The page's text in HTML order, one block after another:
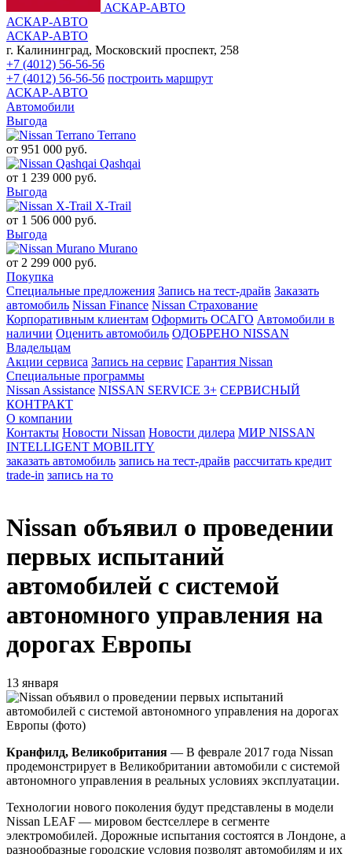
АСКАР-АВТО
АСКАР-АВТО
АСКАР-АВТО
г. Калининград, Московский проспект, 258
+7 (4012) 56-56-56
+7 (4012) 56-56-56 построить маршрут
АСКАР-АВТО
Автомобили
Выгода
Terrano
от 951 000 руб.
Qashqai
от 1 239 000 руб.
Выгода
X-Trail
от 1 506 000 руб.
Выгода
Murano
от 2 299 000 руб.
Покупка
Специальные предложения Запись на тест-драйв Заказать
автомобиль Nissan Finance Nissan Страхование
Корпоративным клиентам Оформить ОСАГО Автомобили в
наличии Оценить автомобиль ОДОБРЕНО NISSAN
Владельцам
Акции сервиса Запись на сервис Гарантия Nissan
Специальные программы
Nissan Assistance NISSAN SERVICE 3+ СЕРВИСНЫЙ
КОНТРАКТ
О компании
Контакты Новости Nissan Новости дилера МИР NISSAN
INTELLIGENT MOBILITY
заказать автомобиль запись на тест-драйв рассчитать кредит
trade-in запись на то
Nissan объявил о проведении
первых испытаний
автомобилей с системой
автономного управления на
дорогах Европы
13 января
Кранфилд, Великобритания — В феврале 2017 года Nissan
продемонстрирует в Великобритании автомобили с системой
автономного управления в реальных условиях эксплуатации.
Технологии нового поколения будут представлены в модели
Nissan LEAF — мировом бестселлере в сегменте
электромобилей. Дорожные испытания состоятся в Лондоне, а
разнообразные городские условия позволят автомобилям и их